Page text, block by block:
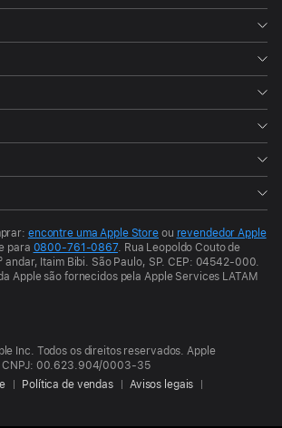
encontre uma Apple Store ou revendedor Apple
para 0800-761-0867. Rua Leopoldo Couto de
andar, Itaim Bibi. São Paulo, SP. CEP: 04542-000.
Apple são fornecidos pela Apple Services LATAM
Inc. Todos os direitos reservados. Apple
CNPJ: 00.623.904/0003-35
Política de vendas
Avisos legais